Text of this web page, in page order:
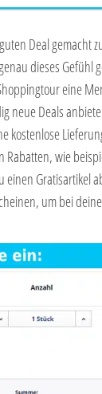
Deal gemacht
dieses Gefühl
eine
neue Deals
kostenlose
wie
Gratisartikel
um bei